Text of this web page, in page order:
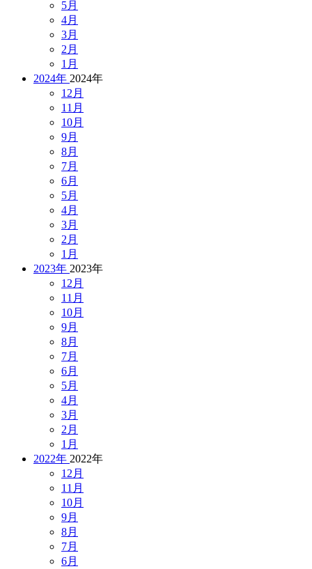
5月
4月
3月
2月
1月
2024年 2024年
12月
11月
10月
9月
8月
7月
6月
5月
4月
3月
2月
1月
2023年 2023年
12月
11月
10月
9月
8月
7月
6月
5月
4月
3月
2月
1月
2022年 2022年
12月
11月
10月
9月
8月
7月
6月